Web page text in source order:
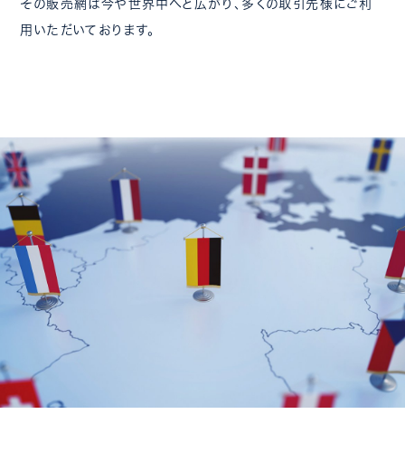
その販売網は今や世界中へと広がり、多くの取引先様にご利
用いただいております。